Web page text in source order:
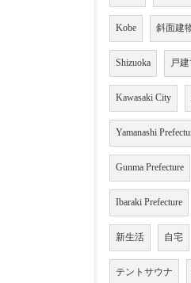
Kobe 斜面建
Shizuoka 戸建
Kawasaki City
Yamanashi
Gunma Prefecture
Ibaraki Prefecture
新生活 自宅
テントサウナ